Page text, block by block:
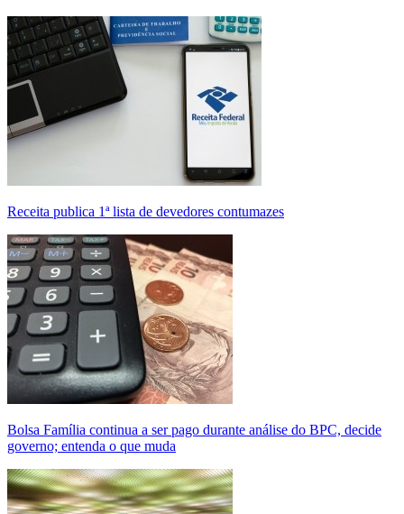
Receita publica 1ª lista de devedores contumazes
Bolsa Família continua a ser pago durante análise do BPC, decide
governo; entenda o que muda